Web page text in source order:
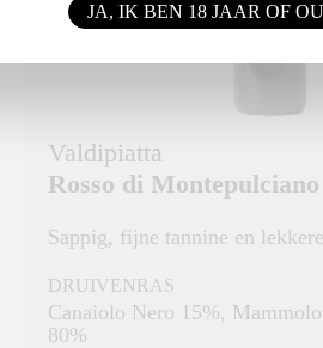
Valdipiatta
Rosso di Montepulciano
Sappig, fijne tannine en
DRUIVENRAS
Canaiolo Nero 15%,
80%
JA, IK BEN 18 JAAR OF